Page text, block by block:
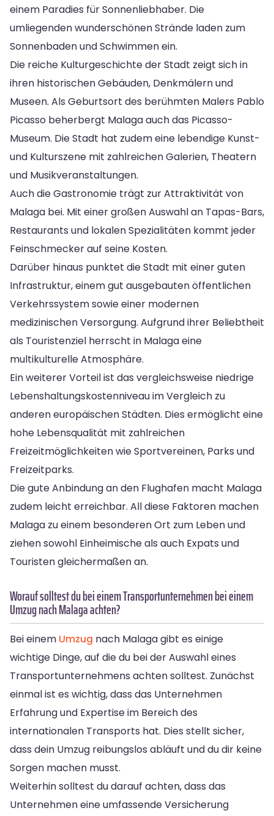
einem Paradies für Sonnenliebhaber. Die
umliegenden wunderschönen Strände laden zum
Sonnenbaden und Schwimmen ein.
Die reiche Kulturgeschichte der Stadt zeigt sich in
ihren historischen Gebäuden, Denkmälern und
Museen. Als Geburtsort des berühmten Malers Pablo
Picasso beherbergt Malaga auch das Picasso-
Museum. Die Stadt hat zudem eine lebendige Kunst-
und Kulturszene mit zahlreichen Galerien, Theatern
und Musikveranstaltungen.
Auch die Gastronomie trägt zur Attraktivität von
Malaga bei. Mit einer großen Auswahl an Tapas-Bars,
Restaurants und lokalen Spezialitäten kommt jeder
Feinschmecker auf seine Kosten.
Darüber hinaus punktet die Stadt mit einer guten
Infrastruktur, einem gut ausgebauten öffentlichen
Verkehrssystem sowie einer modernen
medizinischen Versorgung. Aufgrund ihrer Beliebtheit
als Touristenziel herrscht in Malaga eine
multikulturelle Atmosphäre.
Ein weiterer Vorteil ist das vergleichsweise niedrige
Lebenshaltungskostenniveau im Vergleich zu
anderen europäischen Städten. Dies ermöglicht eine
hohe Lebensqualität mit zahlreichen
Freizeitmöglichkeiten wie Sportvereinen, Parks und
Freizeitparks.
Die gute Anbindung an den Flughafen macht Malaga
zudem leicht erreichbar. All diese Faktoren machen
Malaga zu einem besonderen Ort zum Leben und
ziehen sowohl Einheimische als auch Expats und
Touristen gleichermaßen an.
Worauf solltest du bei einem Transportunternehmen bei einem
Umzug nach Malaga achten?
Bei einem Umzug nach Malaga gibt es einige
wichtige Dinge, auf die du bei der Auswahl eines
Transportunternehmens achten solltest. Zunächst
einmal ist es wichtig, dass das Unternehmen
Erfahrung und Expertise im Bereich des
internationalen Transports hat. Dies stellt sicher,
dass dein Umzug reibungslos abläuft und du dir keine
Sorgen machen musst.
Weiterhin solltest du darauf achten, dass das
Unternehmen eine umfassende Versicherung